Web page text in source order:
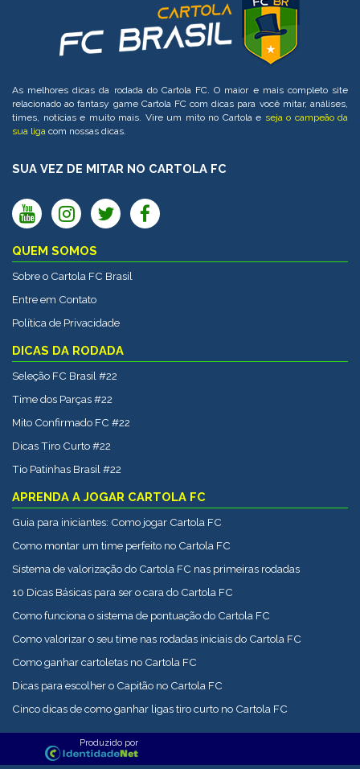
As melhores dicas da rodada do Cartola FC. O maior e mais completo site
relacionado ao fantasy game Cartola FC com dicas para você mitar, análises,
times, notícias e muito mais. Vire um mito no Cartola e seja o campeão da
sua liga com nossas dicas.
SUA VEZ DE MITAR NO CARTOLA FC
QUEM SOMOS
Sobre o Cartola FC Brasil
Entre em Contato
Política de Privacidade
DICAS DA RODADA
Seleção FC Brasil #22
Time dos Parças #22
Mito Confirmado FC #22
Dicas Tiro Curto #22
Tio Patinhas Brasil #22
APRENDA A JOGAR CARTOLA FC
Guia para iniciantes: Como jogar Cartola FC
Como montar um time perfeito no Cartola FC
Sistema de valorização do Cartola FC nas primeiras rodadas
10 Dicas Básicas para ser o cara do Cartola FC
Como funciona o sistema de pontuação do Cartola FC
Como valorizar o seu time nas rodadas iniciais do Cartola FC
Como ganhar cartoletas no Cartola FC
Dicas para escolher o Capitão no Cartola FC
Cinco dicas de como ganhar ligas tiro curto no Cartola FC
Produzido por